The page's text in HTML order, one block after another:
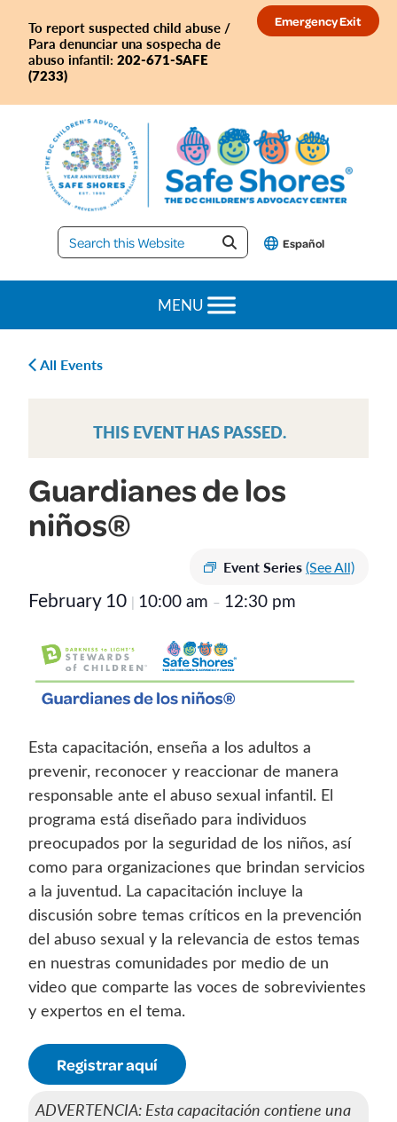
Emergency Exit
To report suspected child abuse /
Para denunciar una sospecha de
abuso infantil: 202-671-SAFE
(7233)
primary
navigation
main
content
primary
sidebar
footer
Safe
Shores
Español
MENU
All Events
THIS EVENT HAS PASSED.
Guardianes de los
niños®
Event Series(See All)
February 10 | 10:00 am – 12:30 pm
Esta capacitación, enseña a los adultos a
prevenir, reconocer y reaccionar de manera
responsable ante el abuso sexual infantil. El
programa está diseñado para individuos
preocupados por la seguridad de los niños, así
como para organizaciones que brindan servicios
a la juventud. La capacitación incluye la
discusión sobre temas críticos en la prevención
del abuso sexual y la relevancia de estos temas
en nuestras comunidades por medio de un
video que comparte las voces de sobrevivientes
y expertos en el tema.
Registrar aquí
ADVERTENCIA: Esta capacitación contiene una